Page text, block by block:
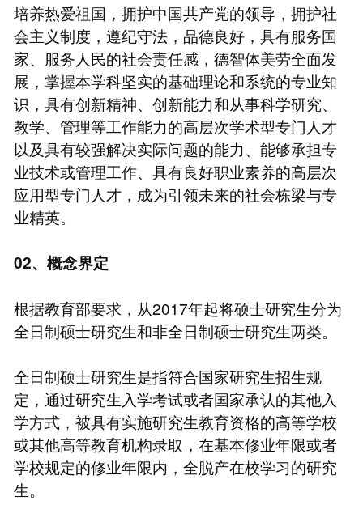
培养热爱祖国，拥护中国共产党的领导，拥护社
会主义制度，遵纪守法，品德良好，具有服务国
家、服务人民的社会责任感，德智体美劳全面发
展，掌握本学科坚实的基础理论和系统的专业知
识，具有创新精神、创新能力和从事科学研究、
教学、管理等工作能力的高层次学术型专门人才
以及具有较强解决实际问题的能力、能够承担专
业技术或管理工作、具有良好职业素养的高层次
应用型专门人才，成为引领未来的社会栋梁与专
业精英。
02、概念界定
根据教育部要求，从2017年起将硕士研究生分为
全日制硕士研究生和非全日制硕士研究生两类。
全日制硕士研究生是指符合国家研究生招生规
定，通过研究生入学考试或者国家承认的其他入
学方式，被具有实施研究生教育资格的高等学校
或其他高等教育机构录取，在基本修业年限或者
学校规定的修业年限内，全脱产在校学习的研究
生。